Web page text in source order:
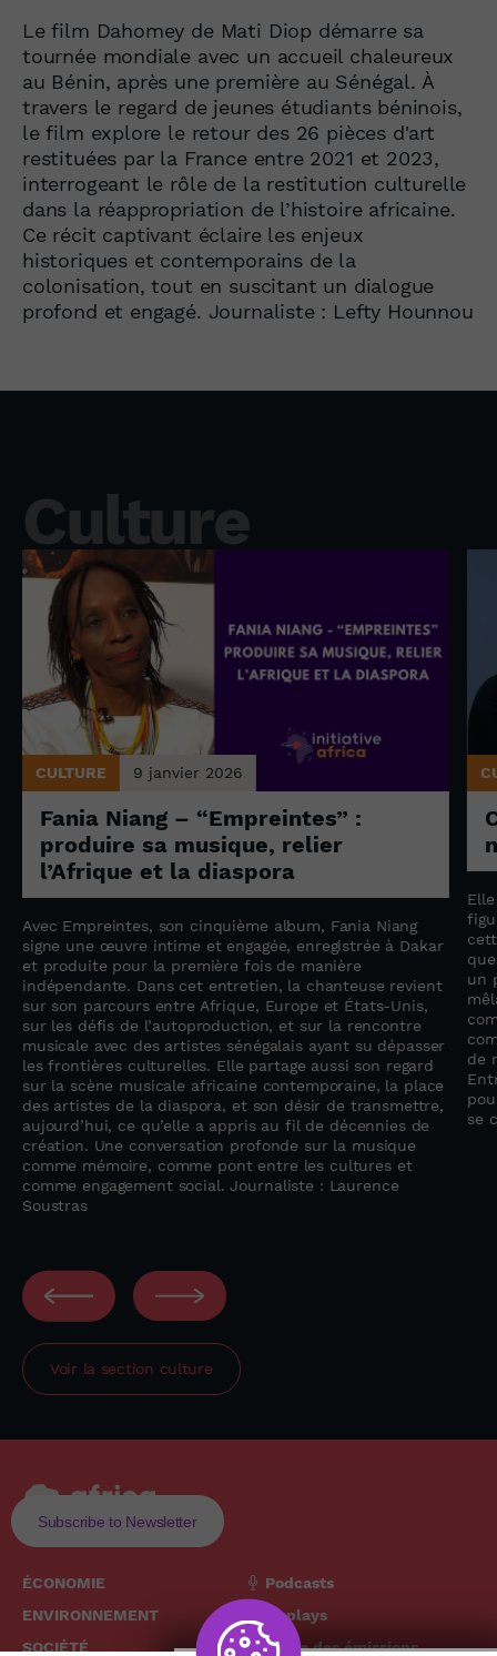
Le film Dahomey de Mati Diop démarre sa
tournée mondiale avec un accueil chaleureux
au Bénin, après une première au Sénégal. À
travers le regard de jeunes étudiants béninois,
le film explore le retour des 26 pièces d'art
restituées par la France entre 2021 et 2023,
interrogeant le rôle de la restitution culturelle
dans la réappropriation de l’histoire africaine.
Ce récit captivant éclaire les enjeux
historiques et contemporains de la
colonisation, tout en suscitant un dialogue
profond et engagé. Journaliste : Lefty Hounnou
Culture
CULTURE 9 janvier 2026
Fania Niang – “Empreintes” :
produire sa musique, relier
l’Afrique et la diaspora
Avec Empreintes, son cinquième album, Fania Niang
signe une œuvre intime et engagée, enregistrée à Dakar
et produite pour la première fois de manière
indépendante. Dans cet entretien, la chanteuse revient
sur son parcours entre Afrique, Europe et États-Unis,
sur les défis de l’autoproduction, et sur la rencontre
musicale avec des artistes sénégalais ayant su dépasser
les frontières culturelles. Elle partage aussi son regard
sur la scène musicale africaine contemporaine, la place
des artistes de la diaspora, et son désir de transmettre,
aujourd’hui, ce qu’elle a appris au fil de décennies de
création. Une conversation profonde sur la musique
comme mémoire, comme pont entre les cultures et
comme engagement social. Journaliste : Laurence
Soustras
un
de
se
Voir la section culture
Subscribe to Newsletter
ÉCONOMIE
ENVIRONNEMENT
SOCIÉTÉ
Podcasts
Replays
Grille des émissions